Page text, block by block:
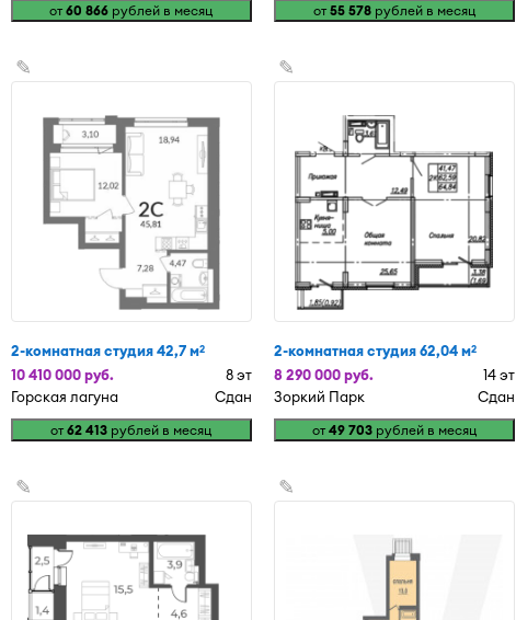
от60 866 рублей в месяц от 55 578рублей в месяц
✎
2-комнатная студия 42,7 м2
10 410 000 руб.
8 эт
Горская лагуна
Сдан
от62 413 рублей в месяц
✎
2-комнатная студия 62,04 м2
8 290 000 руб.
14 эт
Зоркий Парк
Сдан
от 49 703рублей в месяц
✎ ✎